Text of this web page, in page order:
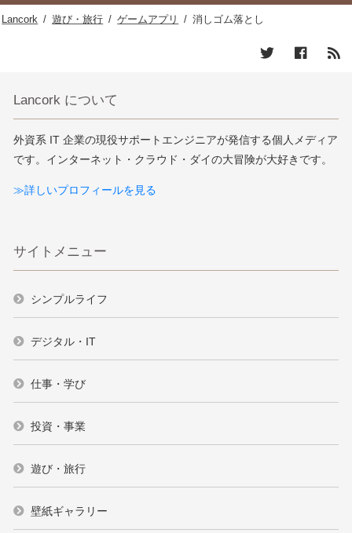
Lancork / 遊び・旅行 / ゲームアプリ / 消しゴム落とし
Lancork について
外資系 IT 企業の現役サポートエンジニアが発信する個人メディア
です。インターネット・クラウド・ダイの大冒険が大好きです。
≫詳しいプロフィールを見る
サイトメニュー
シンプルライフ
デジタル・IT
仕事・学び
投資・事業
遊び・旅行
壁紙ギャラリー